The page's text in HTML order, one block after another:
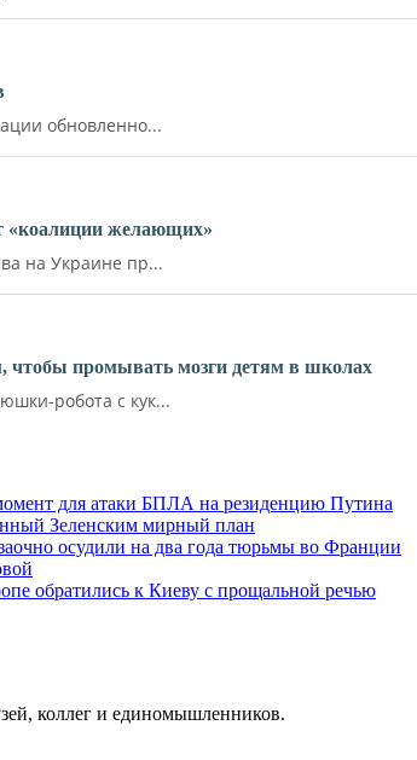
обновленно...
«коалиции желающих»
на Украине пр...
чтобы промывать мозги детям в школах
робота с кук...
для атаки БПЛА на резиденцию Путина
Зеленским мирный план
осудили на два года тюрьмы во Франции
обратились к Киеву с прощальной речью
коллег и единомышленников.